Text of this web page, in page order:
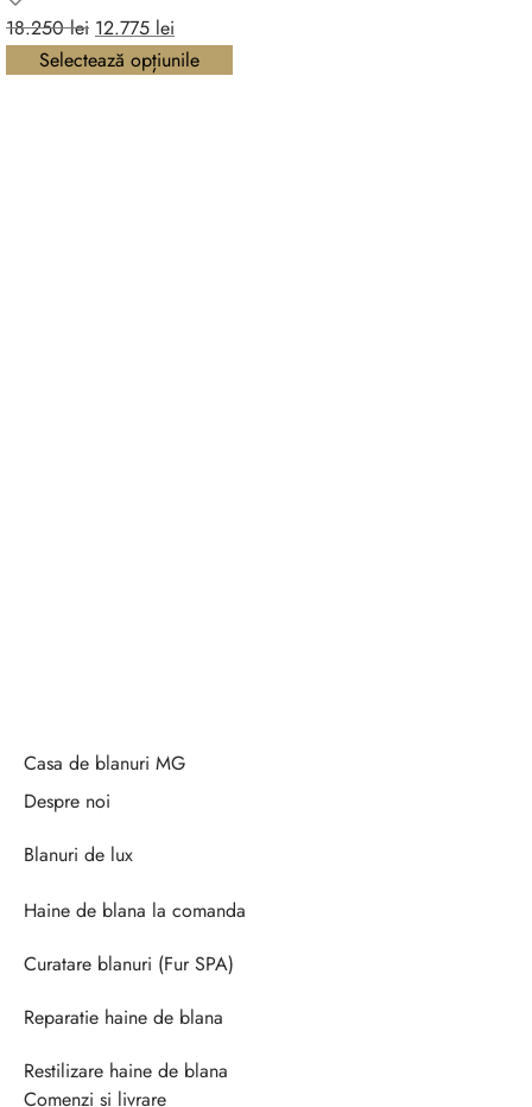
18.250lei Prețul
inițial a
12.775 lei
curent
Selectează opțiunile
Casa de blanuri MG
Despre noi
Blanuri de lux
Haine de blana la comanda
Curatare blanuri (Fur SPA)
Reparatie haine de blana
Restilizare haine de blana
Comenzi si livrare